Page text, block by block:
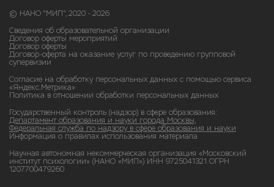
© НАНО "МИП", 2020 - 2026
Сведения об образовательной организации
Договор оферты мероприятий
Договор оферты
Договор-оферта на оказание услуг по проведению групповой
супервизии
Согласие на обработку персональных данных с помощью сервиса
«Яндекс.Метрика»
Политика в отношении обработки персональных данных
Государственный контроль (надзор) в сфере образования:
Департамент образования и науки города Москвы,
Федеральная служба по надзору в сфере образования и науки
Информация о правилах использования материала
Научная автономная некоммерческая организация «Московский
институт психологии» (НАНО «МИП») ИНН 9725041321 ОГРН
1207700479260